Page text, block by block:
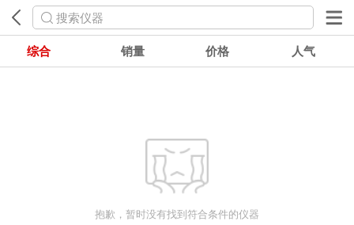
搜索仪器
综合 销量 价格 人气
抱歉，暂时没有找到符合条件的仪器